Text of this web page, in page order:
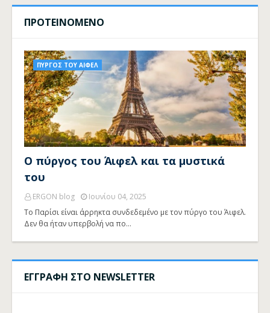
ΠΡΟΤΕΙΝΟΜΕΝΟ
ΠΥΡΓΟΣ ΤΟΥ ΑΙΦΕΛ
Ο πύργος του Άιφελ και τα μυστικά
του
ERGON blog
Ιουνίου 04, 2025
Το Παρίσι είναι άρρηκτα συνδεδεμένο με τον πύργο του Άιφελ.
Δεν θα ήταν υπερβολή να πο…
ΕΓΓΡΑΦΗ ΣΤΟ NEWSLETTER